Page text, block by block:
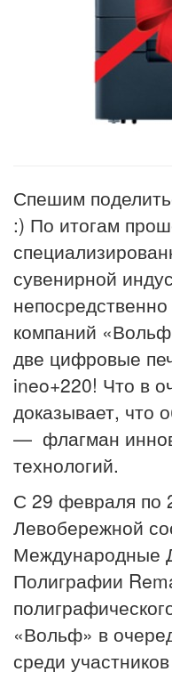
Спешим
:) По итогам
сувенирной
компаний
две цифровые
ineo+220! Что в
доказывает, что
— флагман
технологий.
С 29 февраля
Левобережной
Международные
Полиграфии
«Вольф» в
среди